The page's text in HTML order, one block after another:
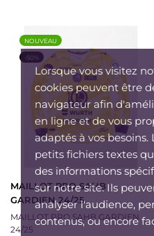
Lorsque vous visitez
cookies peuvent être
navigateur afin
en ligne et de vous
adaptés à vos besoins.
petits fichiers textes
des informations
sur notre site. Ils
analyser l'audience,
contenus, ou encore
MAILLOT PRO SAHB
GARDIEN 24/25
MAILLOT PRO SAHB GARDIEN
24/25
NOUVEAU
-50%